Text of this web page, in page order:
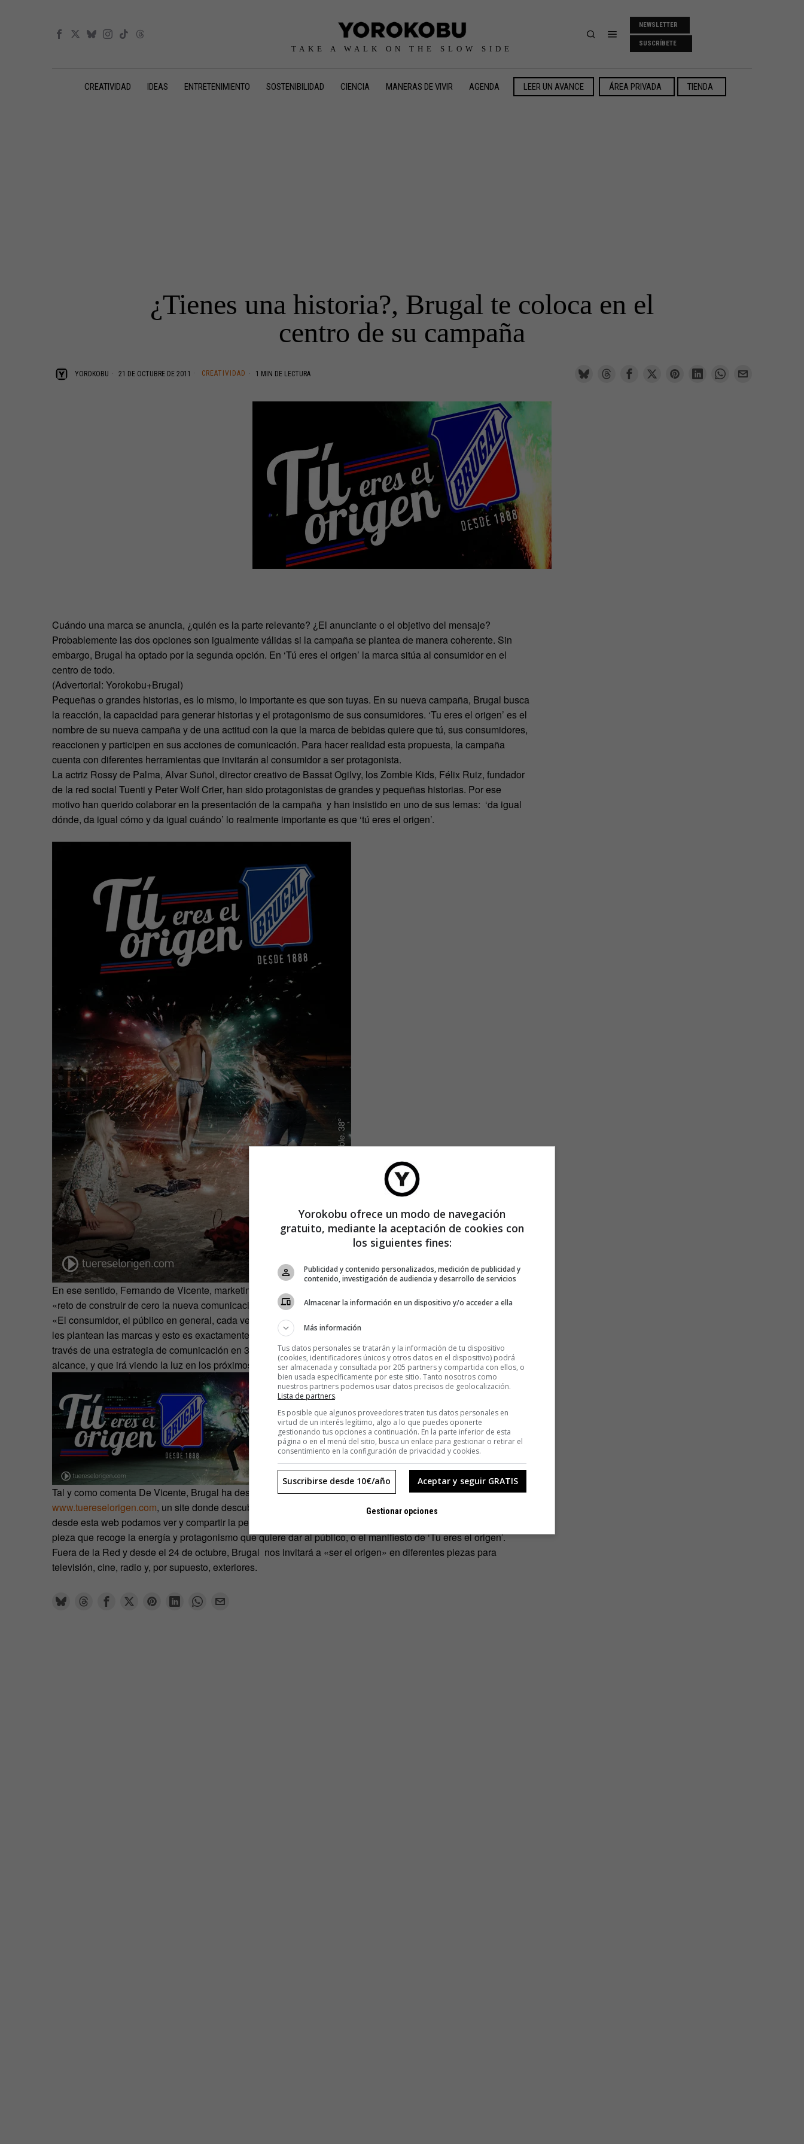
TAKE A WALK ON THE SLOW SIDE
NEWSLETTER
SUSCRÍBETE
CREATIVIDAD IDEAS ENTRETENIMIENTO SOSTENIBILIDAD CIENCIA MANERAS DE VIVIR AGENDA LEER UN AVANCE ÁREA PRIVADA TIENDA
¿Tienes una historia?, Brugal te coloca en el
centro de su campaña
YOROKOBU 21 DE OCTUBRE DE 2011 CREATIVIDAD 1 MIN DE LECTURA
Cuándo una marca se anuncia, ¿quién es la parte relevante? ¿El anunciante o el objetivo del mensaje?
Probablemente las dos opciones son igualmente válidas si la campaña se plantea de manera coherente. Sin
embargo, Brugal ha optado por la segunda opción. En ‘Tú eres el origen’ la marca sitúa al consumidor en el
centro de todo.
(Advertorial: Yorokobu+Brugal)
Pequeñas o grandes historias, es lo mismo, lo importante es que son tuyas. En su nueva campaña, Brugal busca
la reacción, la capacidad para generar historias y el protagonismo de sus consumidores. ‘Tu eres el origen’ es el
nombre de su nueva campaña y de una actitud con la que la marca de bebidas quiere que tú, sus consumidores,
reaccionen y participen en sus acciones de comunicación. Para hacer realidad esta propuesta, la campaña
cuenta con diferentes herramientas que invitarán al consumidor a ser protagonista.
La actriz Rossy de Palma, Alvar Suñol, director creativo de Bassat Ogilvy, los Zombie Kids, Félix Ruiz, fundador
de la red social Tuenti y Peter Wolf Crier, han sido protagonistas de grandes y pequeñas historias. Por ese
motivo han querido colaborar en la presentación de la campaña y han insistido en uno de sus lemas: ‘da igual
dónde, da igual cómo y da igual cuándo’ lo realmente importante es que ‘tú eres el origen’.
En ese sentido, Fernando de Vicente, marketing manager de Brugal, ha definido la nueva campaña como el
«reto de construir de cero la nueva comunicación de Brugal».
«El consumidor, el público en general, cada vez más necesita sentirse artífice y protagonista de las historias que
les plantean las marcas y esto es exactamente lo que le queremos ofrecer. La manera de llevarlo a la vida será a
través de una estrategia de comunicación en 360º que integra todas las disciplinas del marketing a nuestro
alcance, y que irá viendo la luz en los próximos meses», añade.
Tal y como comenta De Vicente, Brugal ha desarrollado diferentes canales de participación, uno de ellos será
www.tuereselorigen.com, un site donde descubrir y ser protagonista de las acciones de la marca. Seguramente
desde esta web podamos ver y compartir la película que Brugal ha rodado con motivo de esta campaña, una
pieza que recoge la energía y protagonismo que quiere dar al público, o el manifiesto de ‘Tu eres el origen’.
Fuera de la Red y desde el 24 de octubre, Brugal nos invitará a «ser el origen» en diferentes piezas para
televisión, cine, radio y, por supuesto, exteriores.
Yorokobu ofrece un modo de navegación
gratuito, mediante la aceptación de cookies con
los siguientes fines:
Publicidad y contenido personalizados, medición de publicidad y
contenido, investigación de audiencia y desarrollo de servicios
Almacenar la información en un dispositivo y/o acceder a ella
Más información
Tus datos personales se tratarán y la información de tu dispositivo
(cookies, identificadores únicos y otros datos en el dispositivo) podrá
ser almacenada y consultada por 205 partners y compartida con ellos, o
bien usada específicamente por este sitio. Tanto nosotros como
nuestros partners podemos usar datos precisos de geolocalización.
Lista de partners.
Es posible que algunos proveedores traten tus datos personales en
virtud de un interés legítimo, algo a lo que puedes oponerte
gestionando tus opciones a continuación. En la parte inferior de esta
página o en el menú del sitio, busca un enlace para gestionar o retirar el
consentimiento en la configuración de privacidad y cookies.
Aceptar y seguir GRATIS
Suscribirse desde 10€/año
Gestionar opciones